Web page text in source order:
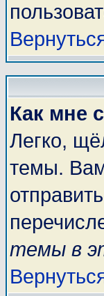
Как мне
Легко,
темы.
темы в